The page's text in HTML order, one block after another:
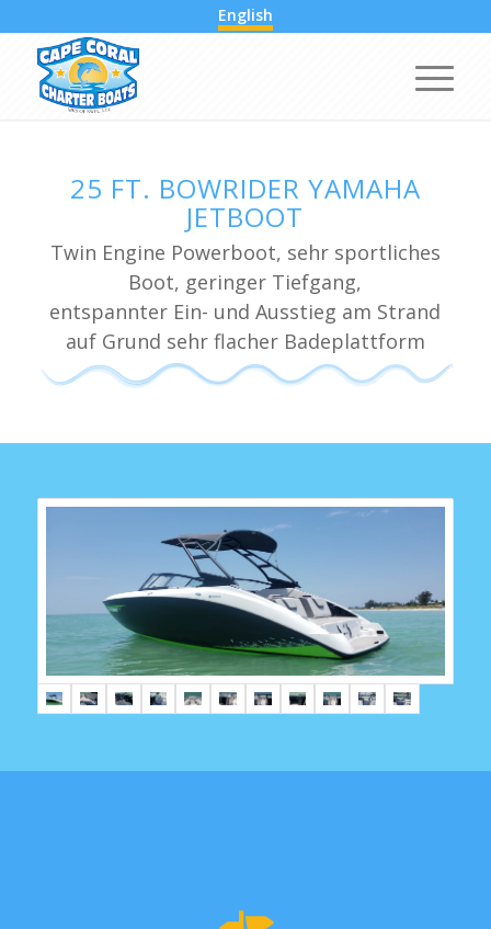
English
25 FT. BOWRIDER YAMAHA
JETBOOT
Twin Engine Powerboot, sehr sportliches
Boot, geringer Tiefgang,
entspannter Ein- und Ausstieg am Strand
auf Grund sehr flacher Badeplattform